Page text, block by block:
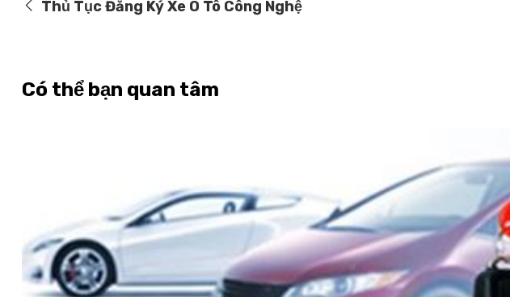
Thủ Tục Đăng Ký Xe Ô Tô Công Nghệ
Có thể bạn quan tâm